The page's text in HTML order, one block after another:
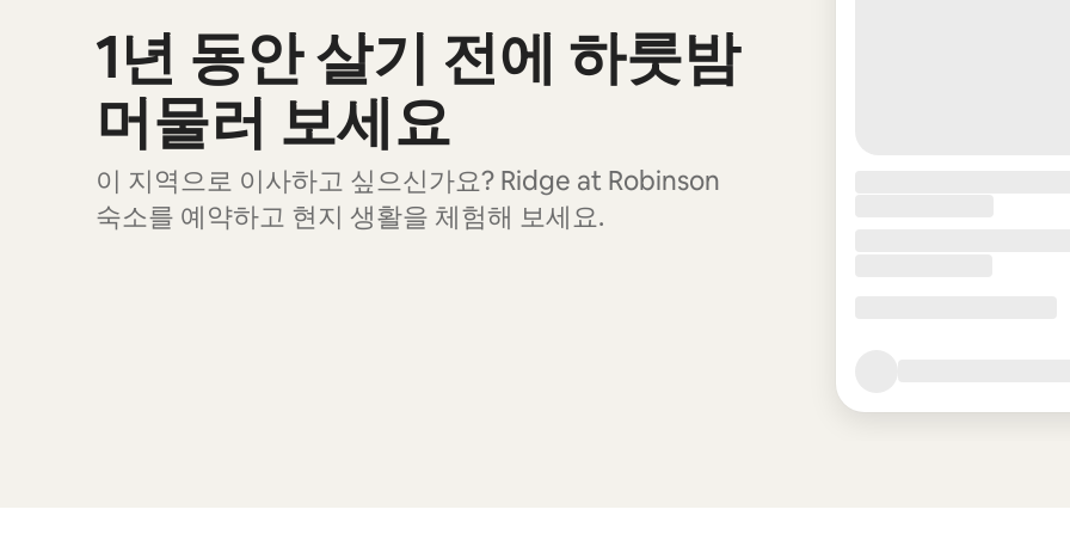
1년 동안 살기 전에 하룻밤
머물러 보세요
이 지역으로 이사하고 싶으신가요? Ridge at Robinson
숙소를 예약하고 현지 생활을 체험해 보세요.